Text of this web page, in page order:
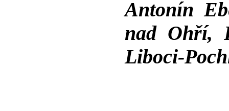
Antonín
nad Ohří,
Liboci-